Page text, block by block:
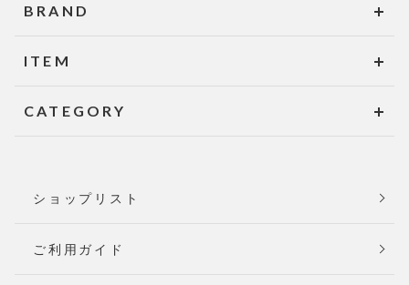
BRAND
ITEM
CATEGORY
ショップリスト
ご利用ガイド